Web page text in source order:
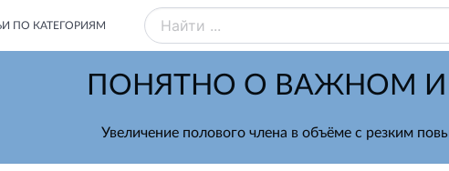
ПО КАТЕГОРИЯМ
ПОНЯТНО О ВАЖНОМ
Увеличение полового члена в объёме с резким